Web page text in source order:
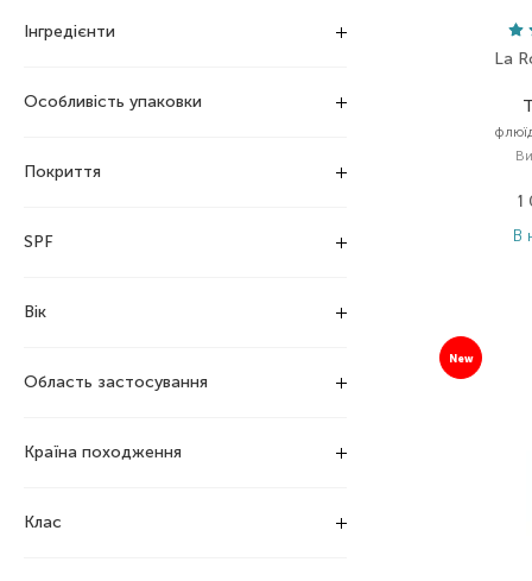
Інгредієнти
Особливість упаковки
Покриття
SPF
Вік
Область застосування
Країна походження
Клас
La
1
В
New